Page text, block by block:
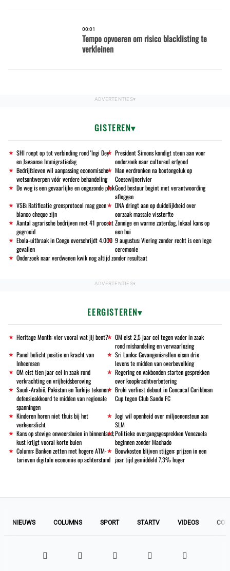
00:01
Tempo opvoeren om risico blacklisting te
verkleinen
GISTEREN
SHI roept op tot verbinding rond 'Ingi Dey'
en Javaanse Immigratiedag
President Simons kondigt steun aan voor
onderzoek naar cultureel erfgoed
Bedrijfsleven wil aanpassing economische
wetsontwerpen vóór verdere behandeling
Man verdronken na bootongeluk op
Coesewijnerivier
De weg is een gevaarlijke en ongezonde plekGoed bestuur begint met verantwoording
afleggen
VSB: Ratificatie grensprotocol mag geen
blanco cheque zijn
DNA dringt aan op duidelijkheid over
oorzaak massale vissterfte
Aantal agrarische bedrijven met 41 procent
gegroeid
Zonnige en warme zaterdag, lokaal kans op
een bui
Ebola-uitbraak in Congo overschrijdt 4.000
gevallen
9 augustus: Viering zonder recht is een lege
ceremonie
Onderzoek naar verdwenen kwik nog altijd zonder resultaat
EERGISTEREN
Heritage Month: vier vooral wat jij bent?
OM eist 2,5 jaar cel tegen vader in zaak
rond mishandeling en verwaarlozing
Panel belicht positie en kracht van
Inheemsen
Sri Lanka: Gevangenisrellen eisen drie
levens te midden van overbevolking
OM eist tien jaar cel in zaak rond
verkrachting en vrijheidsberoving
Regering en vakbonden starten gesprekken
over koopkrachtverbetering
Saudi-Arabië, Pakistan en Turkije tekenen
defensieakkoord te midden van regionale
spanningen
Broki verliest debuut in Concacaf Caribbean
Cup tegen Club Sando FC
Kinderen horen niet thuis bij het
verkeerslicht
Jogi wil openheid over miljoenensteun aan
SLM
Kans op stevige onweersbuien in binnenland;
kust krijgt vooral korte buien
Politieke overgangsgesprekken Venezuela
beginnen zonder Machado
Column: Banken zetten met hogere ATM-
tarieven digitale economie op achterstand
Bouwkosten blijven stijgen: prijzen in een
jaar tijd gemiddeld 7,3% hoger
NIEUWS COLUMNS SPORT STARTV VIDEOS